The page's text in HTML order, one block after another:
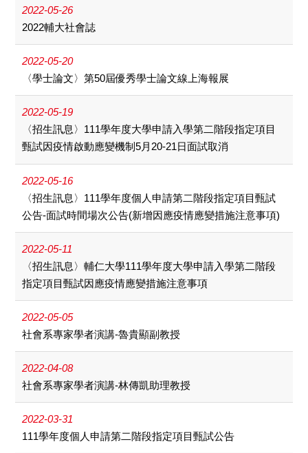
2022-05-26
2022輔大社會誌
2022-05-20
〈學士論文〉第50屆優秀學士論文線上海報展
2022-05-19
〈招生訊息〉111學年度大學申請入學第二階段指定項目
甄試因疫情啟動應變機制5月20-21日面試取消
2022-05-16
〈招生訊息〉111學年度個人申請第二階段指定項目甄試
公告-面試時間場次公告(新增因應疫情應變措施注意事項)
2022-05-11
〈招生訊息〉輔仁大學111學年度大學申請入學第二階段
指定項目甄試因應疫情應變措施注意事項
2022-05-05
社會系專家學者演講-魯貴顯副教授
2022-04-08
社會系專家學者演講-林傳凱助理教授
2022-03-31
111學年度個人申請第二階段指定項目甄試公告